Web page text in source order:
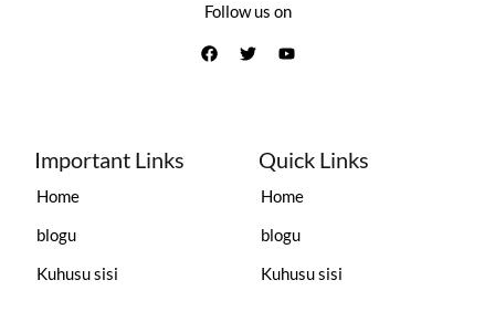
Follow us on
Important Links
Home
blogu
Kuhusu sisi
Quick Links
Home
blogu
Kuhusu sisi